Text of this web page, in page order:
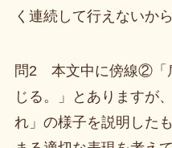
く連続して行えないから
問2 本文中に傍線②「
じる。」とありますが
れ」の様子を説明した